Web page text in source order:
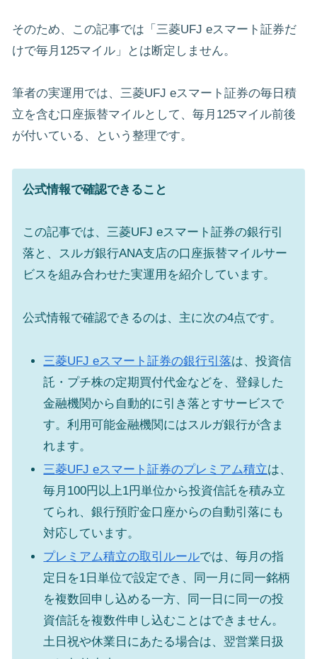
そのため、この記事では「三菱UFJ eスマート証券だ
けで毎月125マイル」とは断定しません。
筆者の実運用では、三菱UFJ eスマート証券の毎日積
立を含む口座振替マイルとして、毎月125マイル前後
が付いている、という整理です。
公式情報で確認できること
この記事では、三菱UFJ eスマート証券の銀行引
落と、スルガ銀行ANA支店の口座振替マイルサー
ビスを組み合わせた実運用を紹介しています。
公式情報で確認できるのは、主に次の4点です。
三菱UFJ eスマート証券の銀行引落は、投資信
託・プチ株の定期買付代金などを、登録した
金融機関から自動的に引き落とすサービスで
す。利用可能金融機関にはスルガ銀行が含ま
れます。
三菱UFJ eスマート証券のプレミアム積立は、
毎月100円以上1円単位から投資信託を積み立
てられ、銀行預貯金口座からの自動引落にも
対応しています。
プレミアム積立の取引ルールでは、毎月の指
定日を1日単位で設定でき、同一月に同一銘柄
を複数回申し込める一方、同一日に同一の投
資信託を複数件申し込むことはできません。
土日祝や休業日にあたる場合は、翌営業日扱